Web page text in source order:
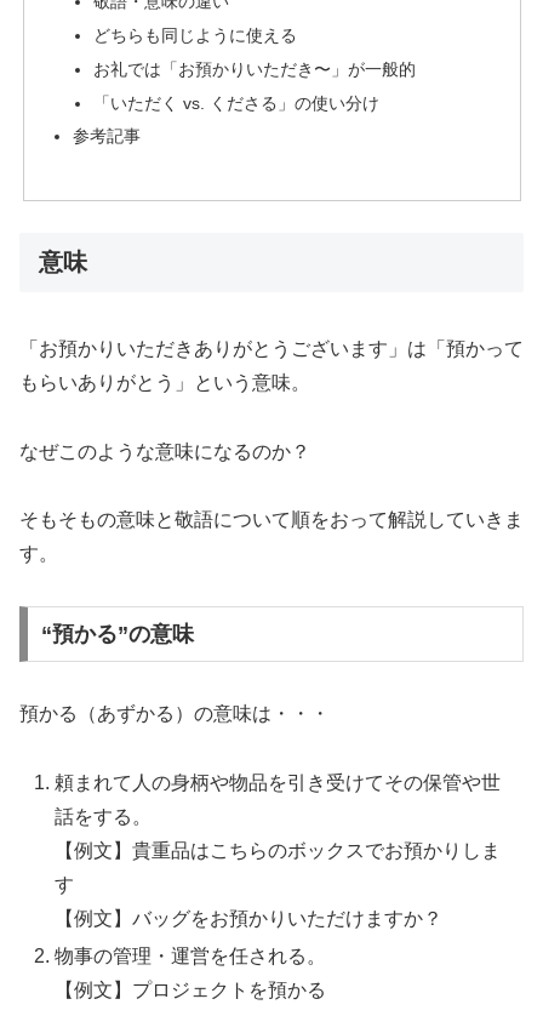
どちらも同じように使える
お礼では「お預かりいただき〜」が一般的
「いただく vs. くださる」の使い分け
参考記事
意味
「お預かりいただきありがとうございます」は「預かって
もらいありがとう」という意味。
なぜこのような意味になるのか？
そもそもの意味と敬語について順をおって解説していきま
す。
“預かる”の意味
預かる（あずかる）の意味は・・・
頼まれて人の身柄や物品を引き受けてその保管や世
話をする。
【例文】貴重品はこちらのボックスでお預かりしま
す
【例文】バッグをお預かりいただけますか？
物事の管理・運営を任される。
【例文】プロジェクトを預かる